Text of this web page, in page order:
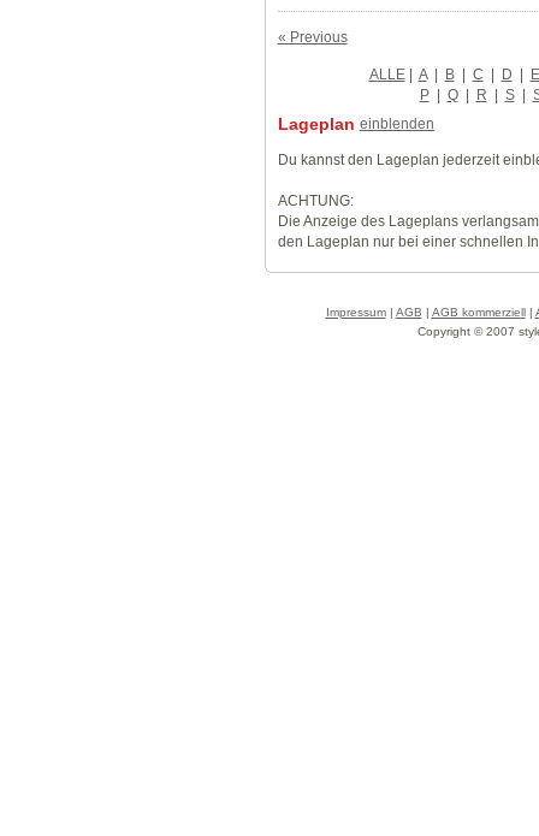
« Previous
ALLE| A | B | C | D | E
P | Q | R | S |
Lageplan einblenden
Du kannst den Lageplan jederzeit
ACHTUNG:
Die Anzeige des Lageplans
den Lageplan nur bei einer schnellen
Impressum| AGB | AGB kommerziell|
Copyright © 2007